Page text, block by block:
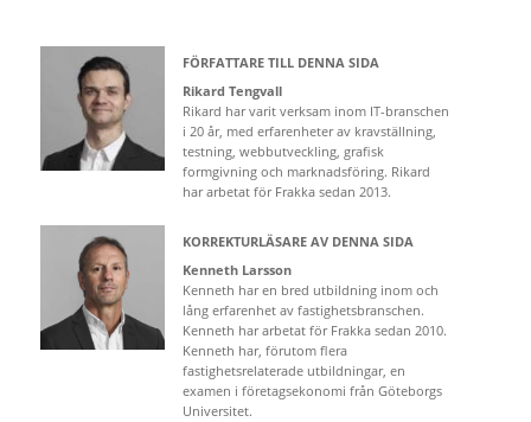
FÖRFATTARE TILL DENNA SIDA
Rikard Tengvall
Rikard har varit verksam inom IT-branschen
i 20 år, med erfarenheter av kravställning,
testning, webbutveckling, grafisk
formgivning och marknadsföring. Rikard
har arbetat för Frakka sedan 2013.
KORREKTURLÄSARE AV DENNA SIDA
Kenneth Larsson
Kenneth har en bred utbildning inom och
lång erfarenhet av fastighetsbranschen.
Kenneth har arbetat för Frakka sedan 2010.
Kenneth har, förutom flera
fastighetsrelaterade utbildningar, en
examen i företagsekonomi från Göteborgs
Universitet.